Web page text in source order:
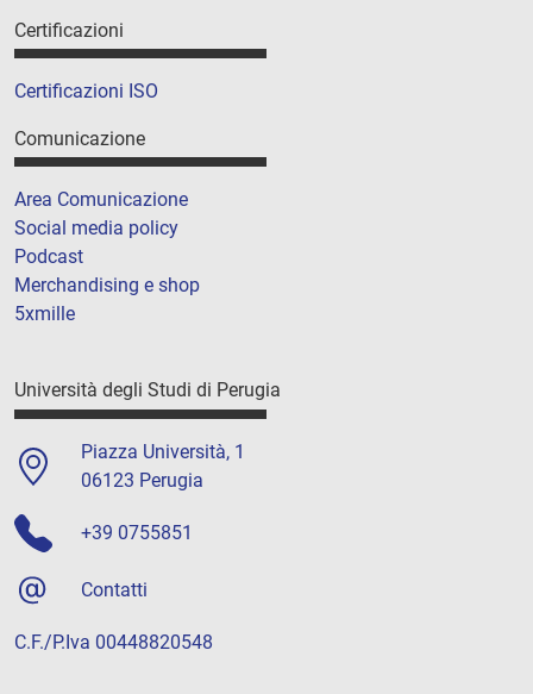
Certificazioni
Certificazioni ISO
Comunicazione
Area Comunicazione
Social media policy
Podcast
Merchandising e shop
5xmille
Università degli Studi di Perugia
Piazza Università, 1
06123 Perugia
+39 0755851
Contatti
C.F./P.Iva 00448820548